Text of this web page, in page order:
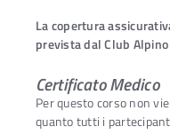
La copertura
prevista dal Club
Certificato Medico
Per questo corso non
quanto tutti i